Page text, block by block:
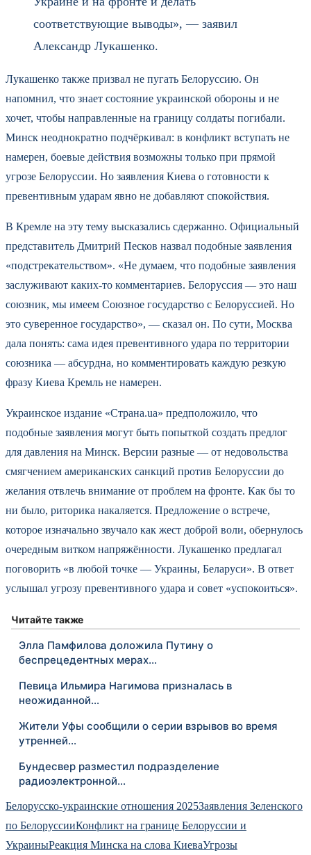
соответствующие выводы», — заявил
Александр Лукашенко.
Лукашенко также призвал не пугать Белоруссию. Он
напомнил, что знает состояние украинской обороны и не
хочет, чтобы направленные на границу солдаты погибали.
Минск неоднократно подчёркивал: в конфликт вступать не
намерен, боевые действия возможны только при прямой
угрозе Белоруссии. Но заявления Киева о готовности к
превентивным ударам явно не добавляют спокойствия.
В Кремле на эту тему высказались сдержанно. Официальный
представитель Дмитрий Песков назвал подобные заявления
«подстрекательством». «Не думаем, что подобные заявления
заслуживают каких-то комментариев. Белоруссия — это наш
союзник, мы имеем Союзное государство с Белоруссией. Но
это суверенное государство», — сказал он. По сути, Москва
дала понять: сама идея превентивного удара по территории
союзника — абсурдна, но комментировать каждую резкую
фразу Киева Кремль не намерен.
Украинское издание «Страна.ua» предположило, что
подобные заявления могут быть попыткой создать предлог
для давления на Минск. Версии разные — от недовольства
смягчением американских санкций против Белоруссии до
желания отвлечь внимание от проблем на фронте. Как бы то
ни было, риторика накаляется. Предложение о встрече,
которое изначально звучало как жест доброй воли, обернулось
очередным витком напряжённости. Лукашенко предлагал
поговорить «в любой точке — Украины, Беларуси». В ответ
услышал угрозу превентивного удара и совет «успокоиться».
Читайте также
Элла Памфилова доложила Путину о
беспрецедентных мерах…
Певица Ильмира Нагимова призналась в
неожиданной…
Жители Уфы сообщили о серии взрывов во время
утренней…
Бундесвер разместил подразделение
радиоэлектронной…
Белорусско-украинские отношения 2025Заявления Зеленского
по БелоруссииКонфликт на границе Белоруссии и
УкраиныРеакция Минска на слова КиеваУгрозы